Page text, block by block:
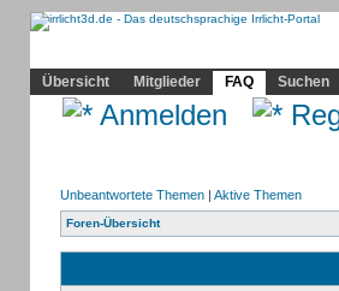
Übersicht
Mitglieder FAQ Suchen
Anmelden
Unbeantwortete Themen| Aktive Themen
Foren-Übersicht